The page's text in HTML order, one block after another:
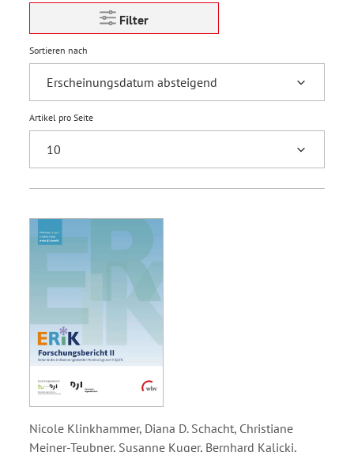
Filter
Sortieren nach
Artikel pro Seite
Nicole Klinkhammer, Diana D. Schacht, Christiane
Meiner-Teubner, Susanne Kuger, Bernhard Kalicki,